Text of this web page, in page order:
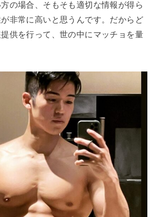
の場合、そもそも適切な情報が得ら
非常に高いと思うんです。だからど
供を行って、世の中にマッチョを量